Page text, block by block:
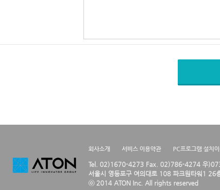
회사소개 서비스 이용약관 PC프로그램 설치
Tel. 02)1670-4273 Fax. 02)786-4274 우
서울시 영등포구 여의대로 108 파크원타워1 26
ⓒ 2014 ATON Inc. All rights reserved